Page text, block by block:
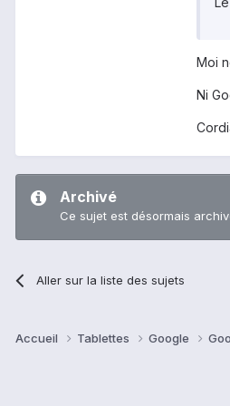
Moi
Ni
Archivé
Ce sujet est désormais
Aller sur la liste des sujets
Accueil Tablettes Google